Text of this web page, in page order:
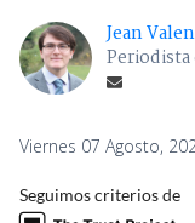
Jean
Viernes 07 Agosto,
Seguimos criterios de